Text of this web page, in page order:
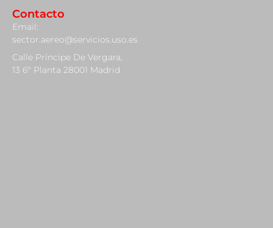
Contacto
Email:
sector.aereo@servicios.uso.es
Calle Príncipe De Vergara,
13 6º Planta 28001 Madrid